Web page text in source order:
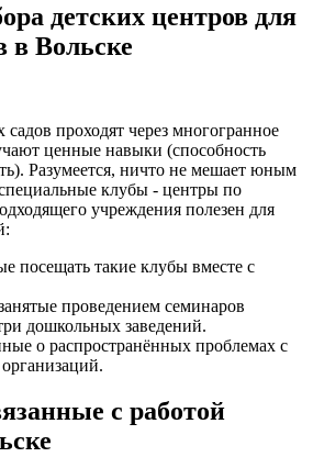
детских центров для
в Вольске
проходят через многогранное
ценные навыки (способность
Разумеется, ничто не мешает юным
клубы - центры по
учреждения полезен для
посещать такие клубы вместе с
проведением семинаров
дошкольных заведений.
о распространённых проблемах с
с работой